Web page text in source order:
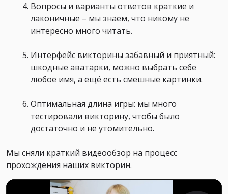
Вопросы и варианты ответов краткие и
лаконичные – мы знаем, что никому не
интересно много читать.
Интерфейс викторины забавный и приятный:
шкодные аватарки, можно выбрать себе
любое имя, а ещё есть смешные картинки.
Оптимальная длина игры: мы много
тестировали викторину, чтобы было
достаточно и не утомительно.
Мы сняли краткий видеообзор на процесс
прохождения наших викторин.